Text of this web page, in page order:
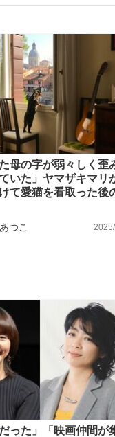
扱いされているのが悲
母の字が弱々しく歪
いた」ヤマザキマリ
て愛猫を看取った後
つこ
った」「映画仲間が